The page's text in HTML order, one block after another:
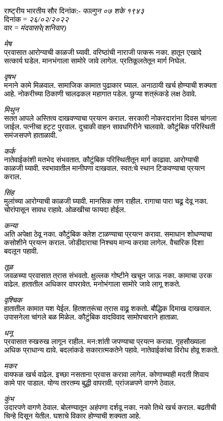
राष्ट्रीय भारतीय सौर दिनांक:- फाल्गुन ०७ शके १९४३
दिनांक = २६/०२/२०२२
वार = मंदवासरे(शनिवार)
मेष
प्रवासात आरोग्याची काळजी घ्यावी. वरिष्ठांची नाराजी पत्करू नका. हातून एखादे
सत्कार्य घडेल. मानभंगाला सामोरे जावे लागेल. प्रतिकूलतेतून मार्ग निघेल.
वृषभ
मनाने कामे मिळवाल. सामाजिक कामात पुढाकार घ्याल. अनाठायी खर्च होण्याची शक्यता
आहे. नोकरीच्या ठिकाणी चालढकल महागात पडेल. छुप्या शत्रूंकडे लक्ष ठेवावे.
मिथुन
सतत आपले अस्तित्व दाखवण्याचा प्रयत्न कराल. सरकारी नोकरदारांना दिवस चांगला
जाईल. पत्नीचा हट्ट पुरवाल. दुचाकी वाहन सावधगिरीने चालवावे. कौटुंबिक परिस्थिती
समंजसपणे हाताळावी.
कर्क
नातेवाईकांशी मतभेद संभवतात. कौटुंबिक परिस्थितीतून मार्ग काढावा. आरोग्याची
काळजी घ्यावी. स्वभावातील मानीपणा दाखवाल. स्वत:चे स्थान टिकवण्याचा प्रयत्न
कराल.
सिंह
मुलांच्या आरोग्याची काळजी घ्यावी. मानसिक ताण राहील. रागाचा पारा चढू देवू नका.
चोरांपासून सावध राहावे. ओळखीचा फायदा होईल.
कन्या
अति अपेक्षा ठेवू नका. कौटुंबिक क्लेश टाळण्याचा प्रयत्न करावा. समाधान शोधण्याचा
कसोशीने प्रयत्न कराल. जोडीदाराचा निश्चय मान्य करावा लागेल. वैचारिक दिशा
बदलून पहावी.
तूळ
जवळच्या प्रवासात त्रास संभवतो. क्षुल्लक गोष्टीने खचून जाऊ नका. कामाचा उरक
वाढेल. हातातील अधिकार वापरावेत. मनोभंगाला सामोरे जावे लागू शकते.
वृश्चिक
हातातील कामात यश येईल. हितशत्रूंचा त्रास वाढू शकतो. बौद्धिक दिमाख दाखवाल.
उपासनेला चांगले बळ मिळेल. कौटुंबिक वादविवाद सामोपचाराने हाताळा.
धनू
प्रवासात रुखरुख लागून राहील. मन:शांती जपण्याचा प्रयत्न करावा. गृहसौख्याला
अधिक प्राधान्य द्यावे. बदलांकडे सकारात्मकतेने पहावे. नातेवाईकांचा विरोध होवू शकतो.
मकर
वायफळ खर्च वाढेल. इच्छा नसताना प्रवास करावा लागेल. कोणाच्याही मदती शिवाय
कामे पार पाडाल. योग्य तारतम्य बुद्धी वापरावी. प्रांजळपणे वागणे ठेवाल.
कुंभ
उदारपणे वागणे ठेवाल. बोलण्यातून अहंपणा दर्शवू नका. नको तिथे खर्च कराल. बढतीची
चिन्हे दिसून येतील. घशाचे विकार होण्याची शक्यता आहे.